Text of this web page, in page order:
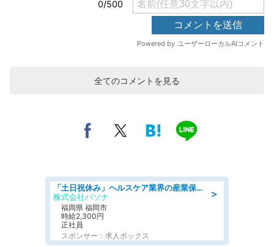
全てのコメントを見る
＞
「土日祝休み」ヘルスケア業界の産業保健師/高時給/未経験OK/要資格:保健師、正看護師
株式会社パソナ
福岡県 福岡市
時給2,300円
正社員
スポンサー：求人ボックス